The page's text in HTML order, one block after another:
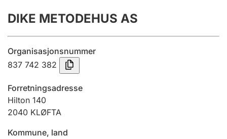
Årsregnskap
Innsending og forsinkelsesgebyr
Tinglysing
Jeger
DIKE METODEHUS AS
Organisasjonsnummer
837 742 382
Forretningsadresse
Hilton 140
2040 KLØFTA
Kommune, land